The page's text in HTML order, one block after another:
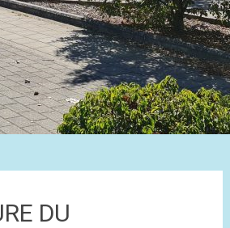
DU